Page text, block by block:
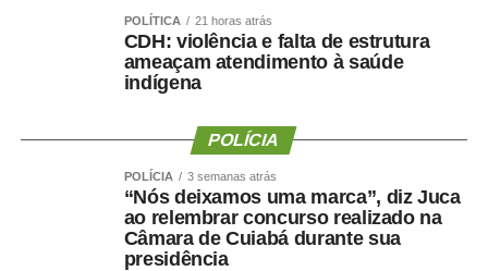
POLÍTICA 21 horas atrás
CDH: violência e falta de estrutura
ameaçam atendimento à saúde
indígena
POLÍCIA
POLÍCIA 3 semanas atrás
“Nós deixamos uma marca”, diz Juca
ao relembrar concurso realizado na
Câmara de Cuiabá durante sua
presidência